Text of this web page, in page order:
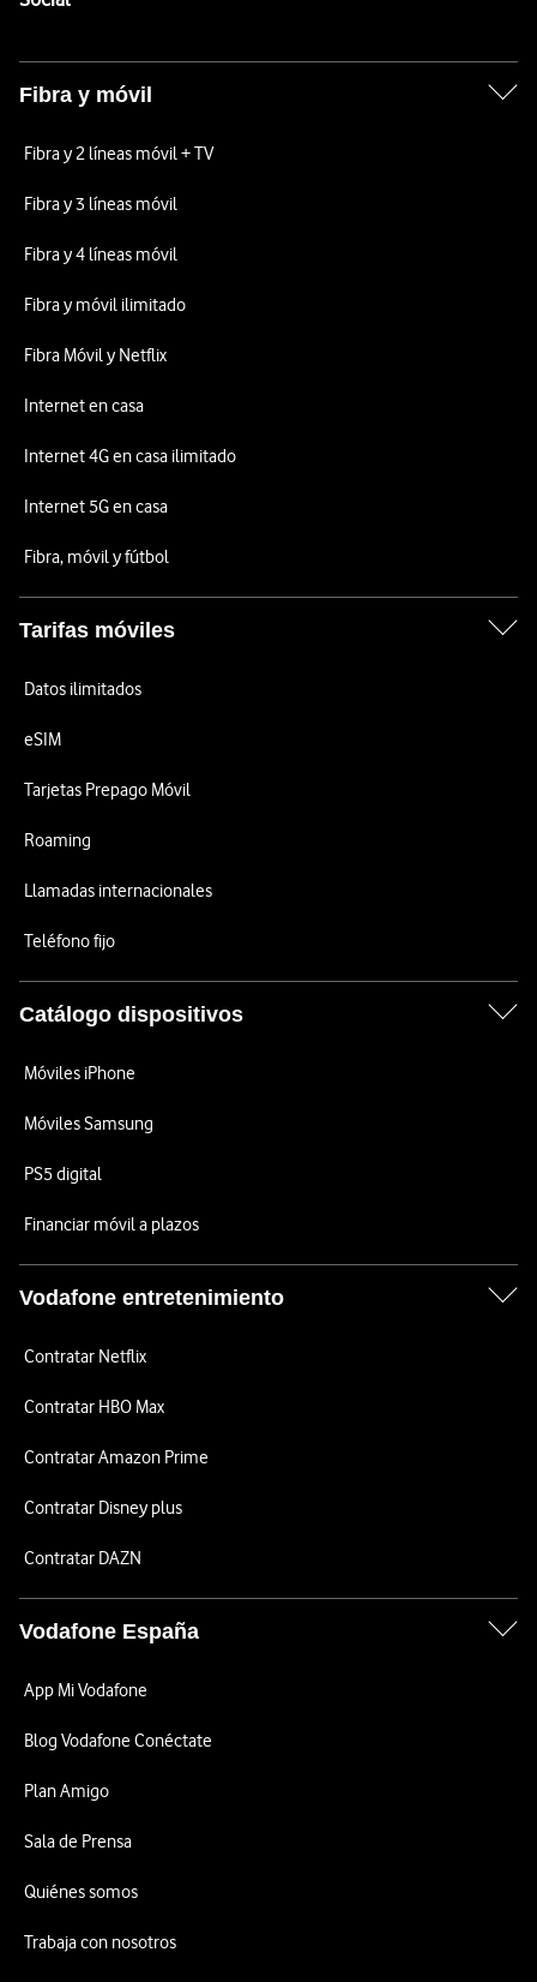
Fibra y móvil
Fibra y 2 líneas móvil + TV
Fibra y 3 líneas móvil
Fibra y 4 líneas móvil
Fibra y móvil ilimitado
Fibra Móvil y Netflix
Internet en casa
Internet 4G en casa ilimitado
Internet 5G en casa
Fibra, móvil y fútbol
Tarifas móviles
Datos ilimitados
eSIM
Tarjetas Prepago Móvil
Roaming
Llamadas internacionales
Teléfono fijo
Catálogo dispositivos
Móviles iPhone
Móviles Samsung
PS5 digital
Financiar móvil a plazos
Vodafone entretenimiento
Contratar Netflix
Contratar HBO Max
Contratar Amazon Prime
Contratar Disney plus
Contratar DAZN
Vodafone España
App Mi Vodafone
Blog Vodafone Conéctate
Plan Amigo
Sala de Prensa
Quiénes somos
Trabaja con nosotros